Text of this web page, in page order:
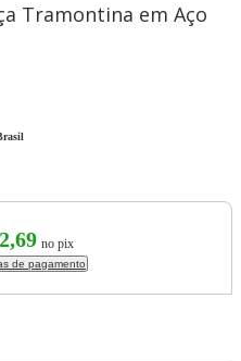
Tramontina em Aço
no pix
de pagamento